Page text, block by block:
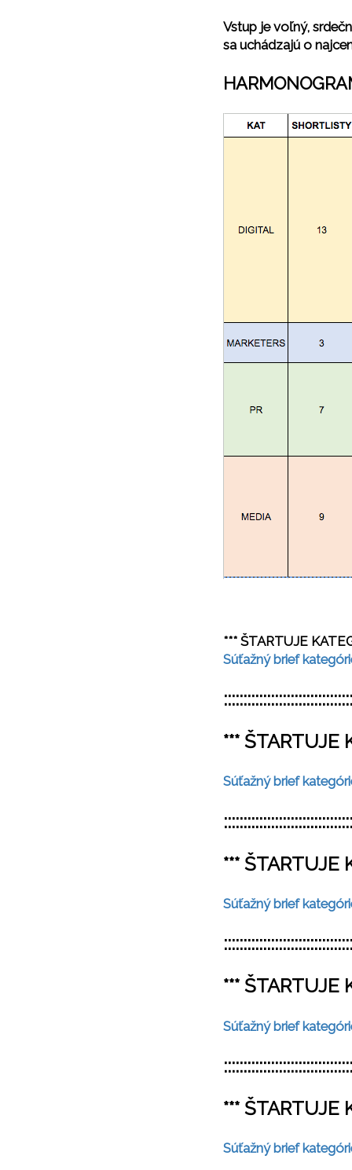
Vstup je voľný,
sa uchádzajú o
*** ŠTARTUJE
Súťažný brief
*** ŠTARTUJE
Súťažný brief
*** ŠTARTUJE
Súťažný brief
*** ŠTARTUJE
Súťažný brief
*** ŠTARTUJE
Súťažný brief